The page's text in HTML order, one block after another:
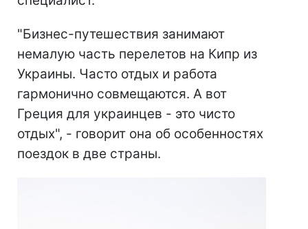
"Бизнес-путешествия занимают
немалую часть перелетов на Кипр из
Украины. Часто отдых и работа
гармонично совмещаются. А вот
Греция для украинцев - это чисто
отдых", - говорит она об особенностях
поездок в две страны.